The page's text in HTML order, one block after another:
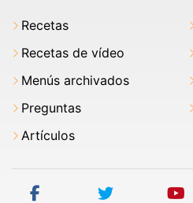
Recetas
Recetas de vídeo
Menús archivados
Preguntas
Artículos
facebook twitter